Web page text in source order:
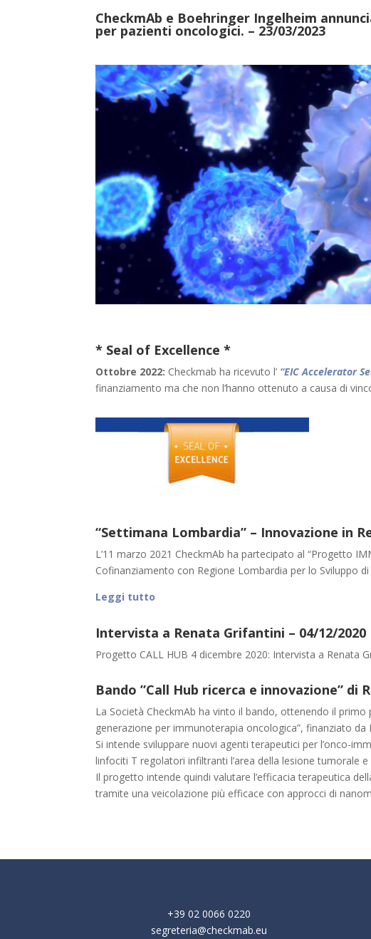
CheckmAb e Boehringer Ingelheim
per pazienti oncologici. – 23/03/2023
* Seal of Excellence *
Ottobre 2022: Checkmab ha ricevuto l’ “EIC Accelerator
finanziamento ma che non l’hanno ottenuto a causa di
“Settimana Lombardia” – Innovazione in
L’11 marzo 2021 CheckmAb ha partecipato al “Progetto
Cofinanziamento con Regione Lombardia per lo Sviluppo
Leggi tutto
Intervista a Renata Grifantini – 04/12/2020
Progetto CALL HUB 4 dicembre 2020: Intervista a Renata
Bando ”Call Hub ricerca e innovazione” di
La Società CheckmAb ha vinto il bando, ottenendo il
generazione per immunoterapia oncologica”, finanziato da
Si intende sviluppare nuovi agenti terapeutici per l’onco-
linfociti T regolatori infiltranti l’area della lesione tumorale
Il progetto intende quindi valutare l’efficacia terapeutica
tramite una veicolazione più efficace con approcci di
+39 02 0066 0220
segreteria@checkmab.eu